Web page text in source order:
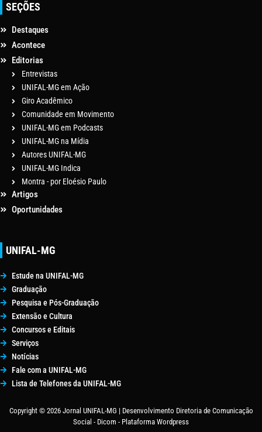
SEÇÕES
Destaques
Acontece
Editorias
Entrevistas
UNIFAL-MG em Ação
Giro Acadêmico
Comunidade em Movimento
UNIFAL-MG em Podcasts
UNIFAL-MG na Mídia
Autores UNIFAL-MG
UNIFAL-MG Indica
Montra - por Eloésio Paulo
Artigos
Oportunidades
UNIFAL-MG
Estude na UNIFAL-MG
Graduação
Pesquisa e Pós-Graduação
Extensão e Cultura
Concursos e Editais
Serviços
Notícias
Fale com a UNIFAL-MG
Lista de Telefones da UNIFAL-MG
Copyright © 2026 Jornal UNIFAL-MG | Desenvolvimento Diretoria de Comunicação
Social - Dicom - Plataforma Wordpress